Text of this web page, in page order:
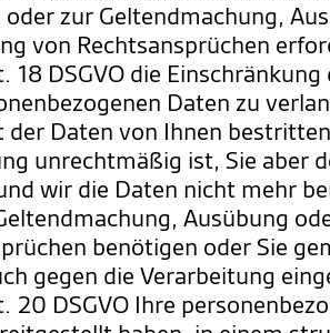
oder zur Geltendmachung,
von Rechtsansprüchen
18 DSGVO die
Daten zu
der Daten von Ihnen
unrechtmäßig ist, Sie aber
wir die Daten nicht mehr
Ausübung
benötigen oder Sie
gegen die Verarbeitung
20 DSGVO Ihre